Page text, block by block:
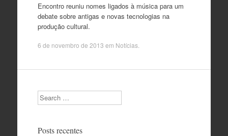
Encontro reuniu nomes ligados à música para um
debate sobre antigas e novas tecnologias na
produção cultural.
6 de novembro de 2013 em Notícias.
Search
Posts recentes